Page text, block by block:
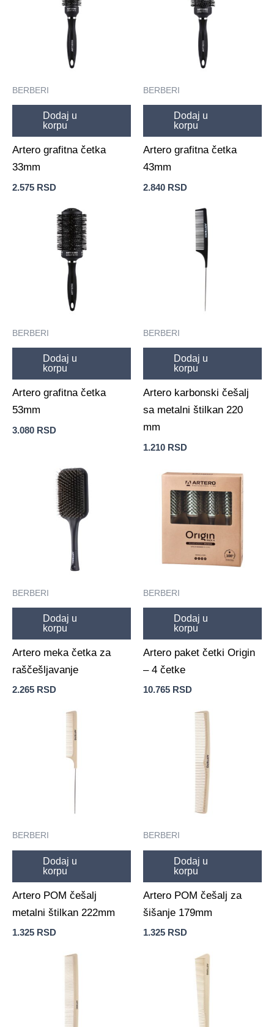
BERBERI
Dodaj u
korpu
Artero grafitna četka
33mm
2.575 RSD
BERBERI
Dodaj u
korpu
Artero grafitna četka
43mm
2.840 RSD
BERBERI
Dodaj u
korpu
Artero grafitna četka
53mm
3.080 RSD
BERBERI
Dodaj u
korpu
Artero karbonski češalj
sa metalni štilkan 220
mm
1.210 RSD
BERBERI
Dodaj u
korpu
Artero meka četka za
raščešljavanje
2.265 RSD
BERBERI
Dodaj u
korpu
Artero paket četki Origin
– 4 četke
10.765 RSD
BERBERI
Dodaj u
korpu
Artero POM češalj
metalni štilkan 222mm
1.325 RSD
BERBERI
Dodaj u
korpu
Artero POM češalj za
šišanje 179mm
1.325 RSD